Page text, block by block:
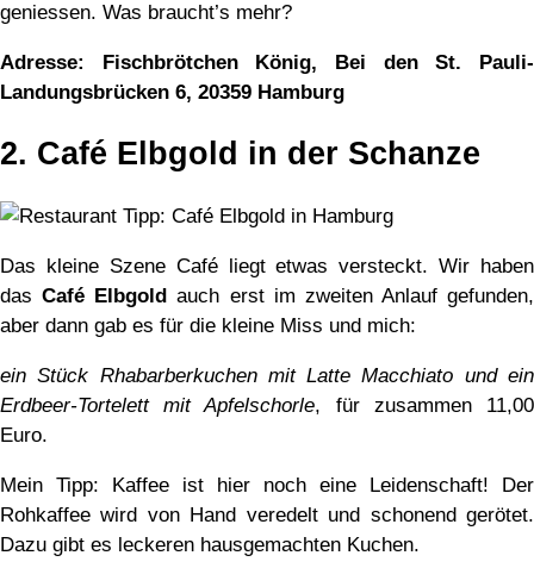
geniessen. Was braucht’s mehr?
Adresse: Fischbrötchen König, Bei den St. Pauli-
Landungsbrücken 6, 20359 Hamburg
2. Café Elbgold in der Schanze
Das kleine Szene Café liegt etwas versteckt. Wir haben
dasCafé Elbgold auch erst im zweiten Anlauf gefunden,
aber dann gab es für die kleine Miss und mich:
ein Stück Rhabarberkuchen mit Latte Macchiato und ein
Erdbeer-Tortelett mit Apfelschorle, für zusammen 11,00
Euro.
Mein Tipp: Kaffee ist hier noch eine Leidenschaft! Der
Rohkaffee wird von Hand veredelt und schonend gerötet.
Dazu gibt es leckeren hausgemachten Kuchen.